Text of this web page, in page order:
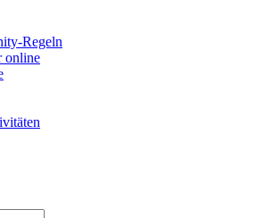
Regeln
online